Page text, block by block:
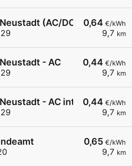
0,64 €/kWh
9,7 km
(AC/DC)
0,44 €/kWh
9,7 km
- AC
0,44 €/kWh
9,7 km
- AC intern 1
0,65 €/kWh
9,7 km